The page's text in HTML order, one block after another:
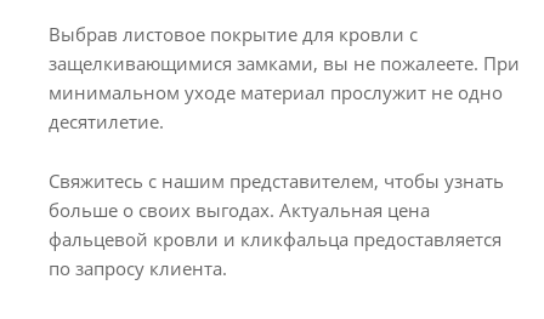
Выбрав листовое покрытие для кровли с
защелкивающимися замками, вы не пожалеете. При
минимальном уходе материал прослужит не одно
десятилетие.
Свяжитесь с нашим представителем, чтобы узнать
больше о своих выгодах. Актуальная цена
фальцевой кровли и кликфальца предоставляется
по запросу клиента.